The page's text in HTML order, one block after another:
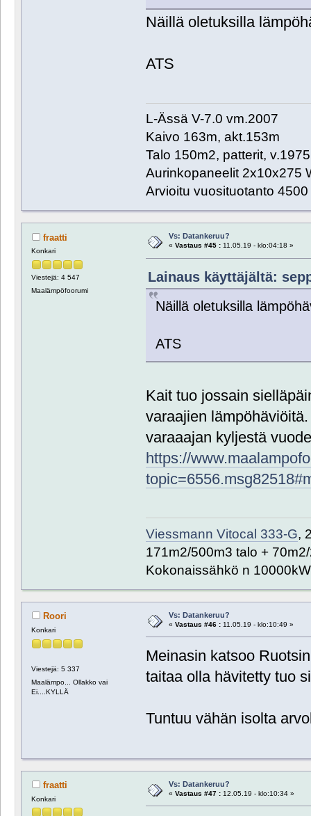
Näillä oletuksilla
ATS
L-Ässä V-7.0 vm.2007
Kaivo 163m, akt.153m
Talo 150m2, patterit, v.1975
Aurinkopaneelit 2x10x275
Arvioitu vuosituotanto
fraatti
Konkari
Viestejä: 4 547
Maalämpöfoorumi
Vs: Datankeruu?
« Vastaus #45 :11.05.19 - klo:04:18 »
Lainaus käyttäjältä:
Näillä oletuksilla
ATS
Kait tuo jossain
varaajien
varaaajan kyljestä
https://
Viessmann Vitocal 333-G,
171m2/500m3 talo +
Kokonaissähkö n
Roori
Konkari
Viestejä: 5 337
Maalämpo... Ollakko vai
Ei....KYLLÄ
Vs: Datankeruu?
« Vastaus #46 :11.05.19 - klo:10:49 »
Meinasin katsoo
taitaa olla hävitetty tuo
Tuntuu vähän isolta
fraatti
Konkari
Vs: Datankeruu?
« Vastaus #47 :12.05.19 - klo:10:34 »